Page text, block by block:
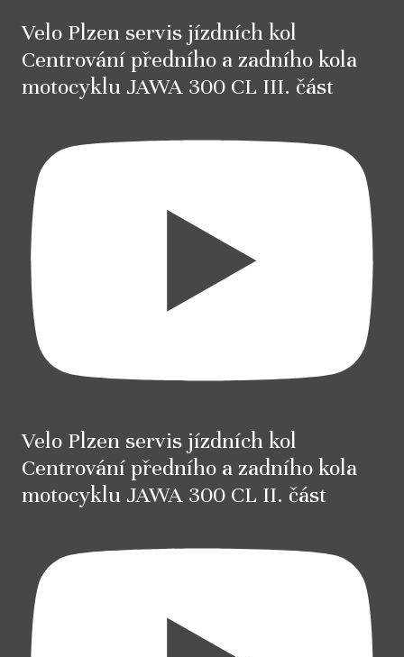
Velo Plzen servis jízdních kol
Centrování předního a zadního kola
motocyklu JAWA 300 CL III. část
Velo Plzen servis jízdních kol
Centrování předního a zadního kola
motocyklu JAWA 300 CL II. část